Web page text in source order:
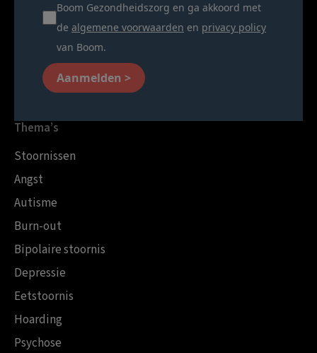
Boom Gezondheidszorg en ga akkoord met
de algemene voorwaarden en privacy policy
van Boom.
Aanmelden >
Thema’s
Stoornissen
Angst
Autisme
Burn-out
Bipolaire stoornis
Depressie
Eetstoornis
Hoarding
Psychose